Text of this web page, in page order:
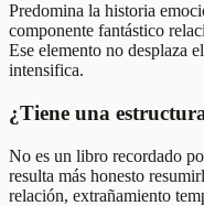
Predomina la historia
componente fantástico
Ese elemento no desplaza
intensifica.
¿Tiene una
No es un libro recordado
resulta más honesto
relación, extrañamiento